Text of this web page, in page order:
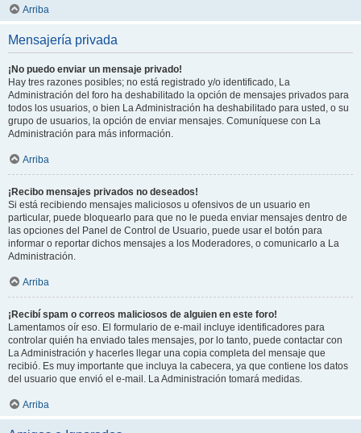
Arriba
Mensajería privada
¡No puedo enviar un mensaje privado!
Hay tres razones posibles; no está registrado y/o identificado, La
Administración del foro ha deshabilitado la opción de mensajes privados para
todos los usuarios, o bien La Administración ha deshabilitado para usted, o su
grupo de usuarios, la opción de enviar mensajes. Comuníquese con La
Administración para más información.
Arriba
¡Recibo mensajes privados no deseados!
Si está recibiendo mensajes maliciosos u ofensivos de un usuario en
particular, puede bloquearlo para que no le pueda enviar mensajes dentro de
las opciones del Panel de Control de Usuario, puede usar el botón para
informar o reportar dichos mensajes a los Moderadores, o comunicarlo a La
Administración.
Arriba
¡Recibí spam o correos maliciosos de alguien en este foro!
Lamentamos oír eso. El formulario de e-mail incluye identificadores para
controlar quién ha enviado tales mensajes, por lo tanto, puede contactar con
La Administración y hacerles llegar una copia completa del mensaje que
recibió. Es muy importante que incluya la cabecera, ya que contiene los datos
del usuario que envió el e-mail. La Administración tomará medidas.
Arriba